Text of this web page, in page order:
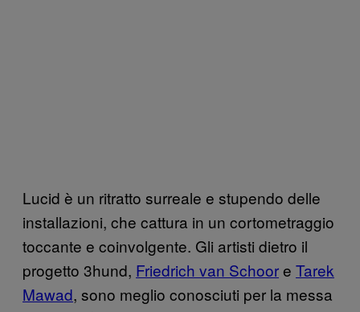
Lucid è un ritratto surreale e stupendo delle
installazioni, che cattura in un cortometraggio
toccante e coinvolgente. Gli artisti dietro il
progetto 3hund, Friedrich van Schoore Tarek
Mawad, sono meglio conosciuti per la messa